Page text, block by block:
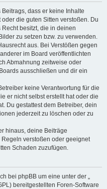
dass er keine Inhalte
die guten Sitten verstoßen. Du
besitzt, die in deinen
zu setzen bzw. zu verwenden.
aus. Bei Verstößen gegen
im Board veröffentlichten
Abmahnung zeitweise oder
ausschließen und dir ein
keine Verantwortung für die
er nicht selbst erstellt hat oder die
Du gestattest dem Betreiber, dein
jederzeit zu löschen oder zu
hinaus, deine Beiträge
verstoßen oder geeignet
Schaden zuzufügen.
bei phpBB um eine unter der „
bereitgestellten Foren-Software